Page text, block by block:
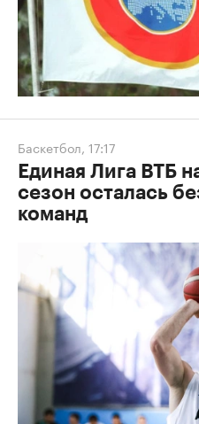
Баскетбол, 17:17
Единая Лига ВТБ
сезон осталась
команд